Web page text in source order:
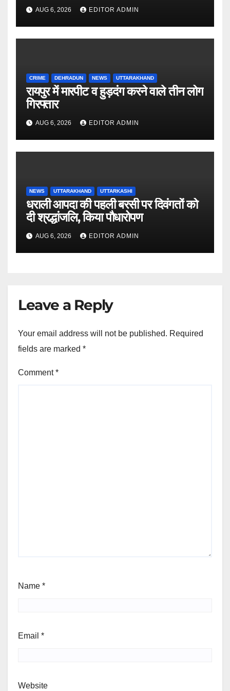
AUG 6, 2026 EDITOR ADMIN
CRIME DEHRADUN NEWS UTTARAKHAND
रायपुर में मारपीट व हुड़दंग करने वाले तीन लोग
गिरफ्तार
AUG 6, 2026 EDITOR ADMIN
NEWS UTTARAKHAND UTTARKASHI
धराली आपदा की पहली बरसी पर दिवंगतों को
दी श्रद्धांजलि, किया पौधारोपण
AUG 6, 2026 EDITOR ADMIN
Leave a Reply
Your email address will not be published. Required
fields are marked *
Comment*
Name *
Email *
Website